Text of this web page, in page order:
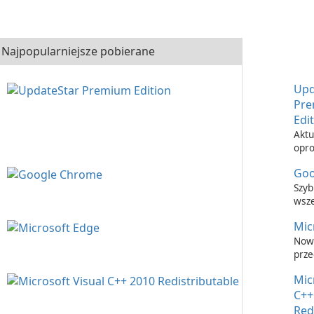
Najpopularniejsze pobierane